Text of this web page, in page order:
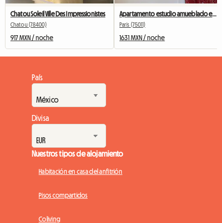
Chatou Soleil Ville Des Impressionistes
Chatou (78400)
917 MXN / noche
Apartamento estudio amueblado en Bastille para estudiantes, pasantes o viajeros de negocios.
Paris (75011)
1631 MXN / noche
País
Divisa
Nuestros tipos de alojamiento
Habitación en casa del anfitrión
Pisos compartidos
Coliving